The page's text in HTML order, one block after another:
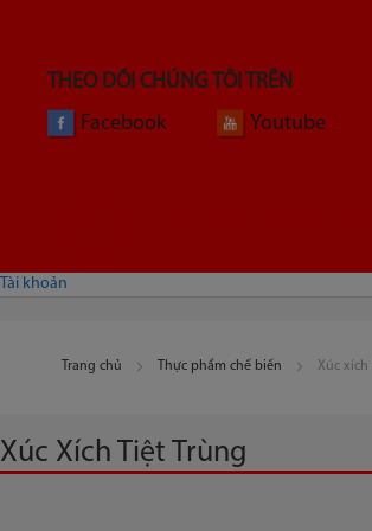
THEO DÕI CHÚNG TÔI TRÊN
Facebook
Youtube
Tài khoản
Trang chủ Thực phẩm chế biến Xúc
Xúc Xích Tiệt Trùng